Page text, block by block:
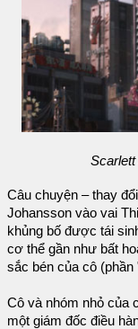
Câu chuyện – thay
Johansson vào vai
khủng bố được tái
cơ thể gần như bất
sắc bén của cô
Cô và nhóm nhỏ của
một giám đốc điều